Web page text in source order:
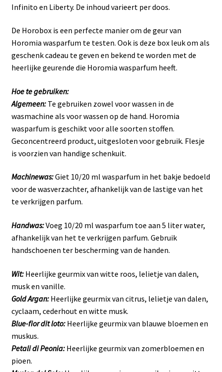
Infinito en Liberty. De inhoud varieert per doos.
De Horobox is een perfecte manier om de geur van
Horomia wasparfum te testen. Ook is deze box leuk om als
geschenk cadeau te geven en bekend te worden met de
heerlijke geurende die Horomia wasparfum heeft.
Hoe te gebruiken:
Algemeen: Te gebruiken zowel voor wassen in de
wasmachine als voor wassen op de hand. Horomia
wasparfum is geschikt voor alle soorten stoffen.
Geconcentreerd product, uitgesloten voor gebruik. Flesje
is voorzien van handige schenkuit.
Machinewas:Giet 10/20 ml wasparfum in het bakje bedoeld
voor de wasverzachter, afhankelijk van de lastige van het
te verkrijgen parfum.
Handwas:Voeg 10/20 ml wasparfum toe aan 5 liter water,
afhankelijk van het te verkrijgen parfum. Gebruik
handschoenen ter bescherming van de handen.
Wit: Heerlijke geurmix van witte roos, lelietje van dalen,
musk en vanille.
Gold Argan: Heerlijke geurmix van citrus, lelietje van dalen,
cyclaam, cederhout en witte musk.
Blue-fior dit loto: Heerlijke geurmix van blauwe bloemen en
muskus.
Petali di Peonia: Heerlijke geurmix van zomerbloemen en
pioen.